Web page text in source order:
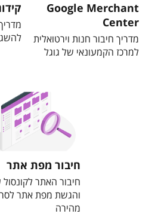
Google Merchant
Center
מדריך חיבור חנות וירטואלית
למרכז הקמעונאי של גוגל
חיבור מפת אתר
חיבור האתר לקונסול
והגשת מפת אתר
מהירה